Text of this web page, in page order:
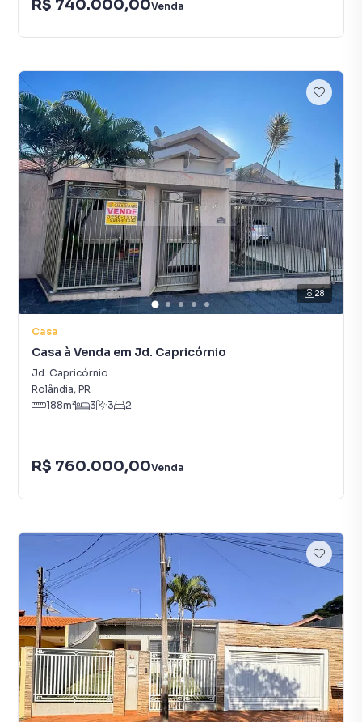
R$ 740.000,00Venda
28
Casa
Casa à Venda em Jd. Capricórnio
Jd. Capricórnio
Rolândia, PR
188m² 3 3 2
R$ 760.000,00Venda